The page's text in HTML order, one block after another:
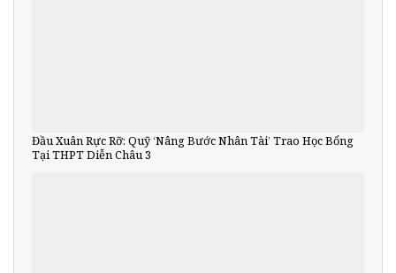
Đầu Xuân Rực Rỡ: Quỹ ‘Nâng Bước Nhân Tài’ Trao Học Bổng
Tại THPT Diễn Châu 3